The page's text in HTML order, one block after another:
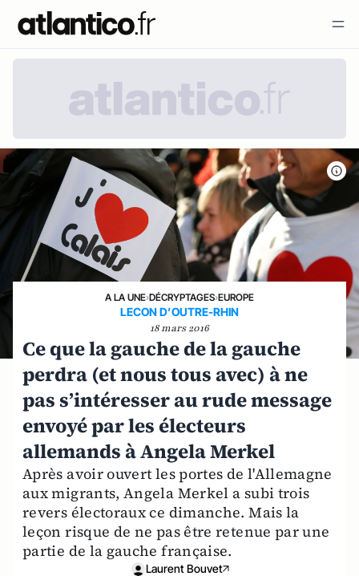
A LA UNE›DÉCRYPTAGES›EUROPE
LECON D’OUTRE-RHIN
18 mars 2016
Ce que la gauche de la gauche
perdra (et nous tous avec) à ne
pas s’intéresser au rude message
envoyé par les électeurs
allemands à Angela Merkel
Après avoir ouvert les portes de l'Allemagne
aux migrants, Angela Merkel a subi trois
revers électoraux ce dimanche. Mais la
leçon risque de ne pas être retenue par une
partie de la gauche française.
Laurent Bouvet